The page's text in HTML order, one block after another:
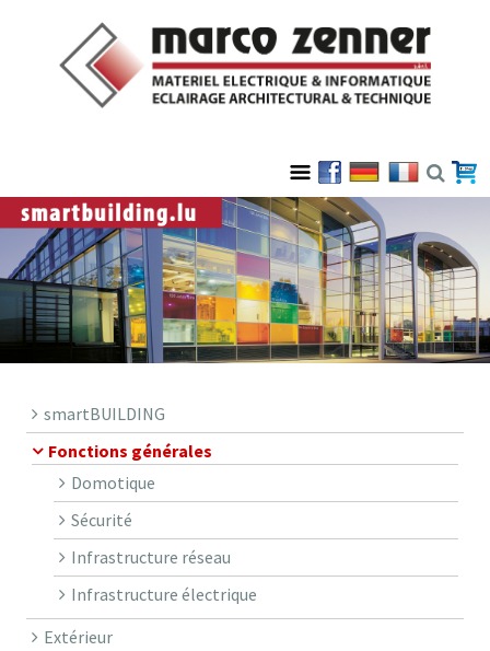
smartBUILDING
Fonctions générales
Domotique
Sécurité
Infrastructure réseau
Infrastructure électrique
Extérieur